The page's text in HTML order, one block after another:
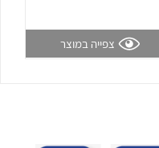
צפייה במוצר